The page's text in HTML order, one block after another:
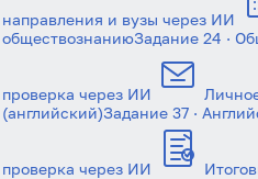
данныхна условиях и для
политике в отношении
, а также принимаю
направления и вузы через ИИ
обществознаниюЗадание 24 ·
проверка через ИИ
(английский)Задание 37 ·
проверка через ИИ